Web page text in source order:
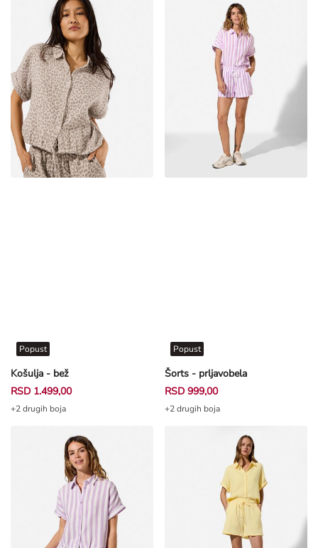
Košulja - bež
Popust
RSD 1.499,00
+2 drugih boja
Šorts - prljavobela
Popust
RSD 999,00
+2 drugih boja